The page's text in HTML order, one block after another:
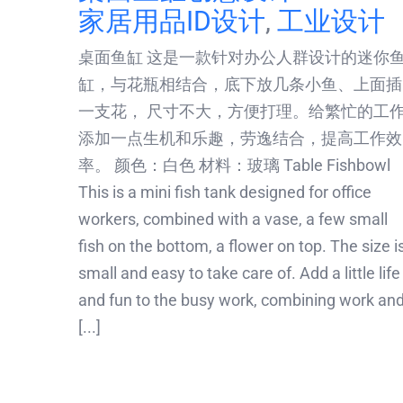
家居用品ID设计, 工业设计
桌面鱼缸 这是一款针对办公人群设计的迷你鱼
缸，与花瓶相结合，底下放几条小鱼、上面插
一支花， 尺寸不大，方便打理。给繁忙的工
添加一点生机和乐趣，劳逸结合，提高工作效
率。 颜色：白色 材料：玻璃 Table Fishbowl
This is a mini fish tank designed for office
workers, combined with a vase, a few small
fish on the bottom, a flower on top. The size
small and easy to take care of. Add a little life
and fun to the busy work, combining work and
[...]